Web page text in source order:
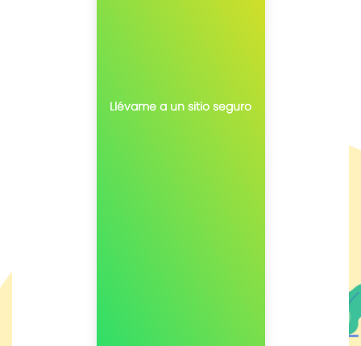
Llévame a un sitio seguro